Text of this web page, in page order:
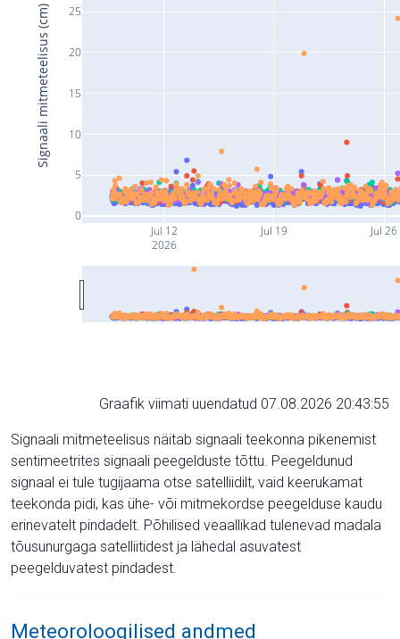
Jul 12
2026
Jul 19 Jul 26
0
5
10
15
20
25
Signaali mitmeteelisus (cm)
Graafik viimati uuendatud 07.08.2026 20:43:55
Signaali mitmeteelisus näitab signaali teekonna pikenemist
sentimeetrites signaali peegelduste tõttu. Peegeldunud
signaal ei tule tugijaama otse satelliidilt, vaid keerukamat
teekonda pidi, kas ühe- või mitmekordse peegelduse kaudu
erinevatelt pindadelt. Põhilised veaallikad tulenevad madala
tõusunurgaga satelliitidest ja lähedal asuvatest
peegelduvatest pindadest.
Meteoroloogilised andmed